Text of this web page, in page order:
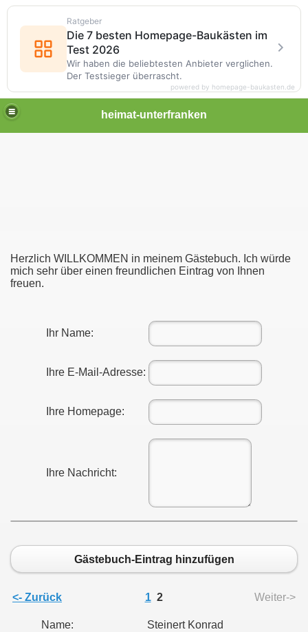
heimat-unterfranken
Herzlich WILLKOMMEN in meinem Gästebuch. Ich würde
mich sehr über einen freundlichen Eintrag von Ihnen
freuen.
Ihr Name:
Ihre E-Mail-Adresse:
Ihre Homepage:
Ihre Nachricht:
Gästebuch-Eintrag hinzufügen
<- Zurück 1 2 Weiter->
Name:
Steinert Konrad
Ratgeber
Die 7 besten Homepage-Baukästen im
Test 2026
Wir haben die beliebtesten Anbieter verglichen.
Der Testsieger überrascht.
powered by homepage-baukasten.de